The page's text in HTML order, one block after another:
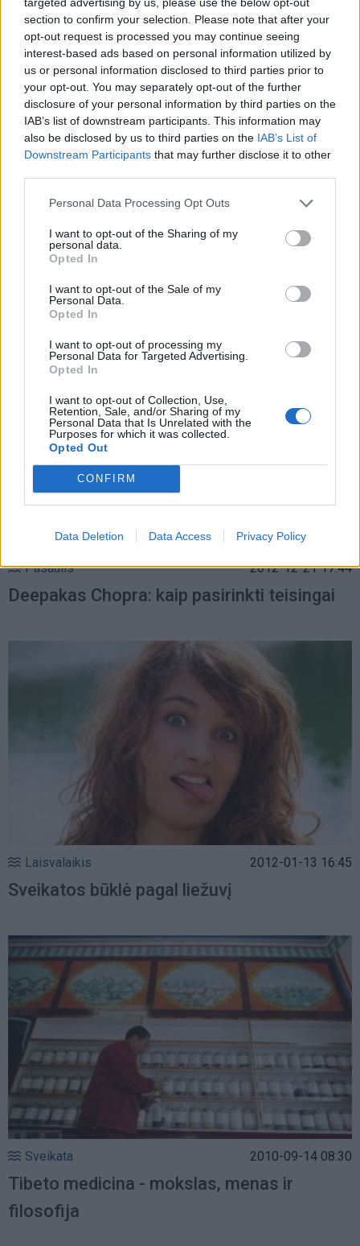
section to confirm your selection. Please note that after your
opt-out request is processed you may continue seeing
interest-based ads based on personal information utilized by
us or personal information disclosed to third parties prior to
your opt-out. You may separately opt-out of the further
disclosure of your personal information by third parties on the
IAB’s list of downstream participants. This information may
also be disclosed by us to third parties on the IAB’s List of
Downstream Participants that may further disclose it to other
Personal Data Processing Opt Outs
I want to opt-out of the Sharing of my
personal data.
Opted In
I want to opt-out of the Sale of my
Personal Data.
Opted In
I want to opt-out of processing my
Personal Data for Targeted Advertising.
Opted In
I want to opt-out of Collection, Use,
Retention, Sale, and/or Sharing of my
Personal Data that Is Unrelated with the
Purposes for which it was collected.
Opted Out
CONFIRM
Data Deletion Data Access Privacy Policy
Gydomoji gintaro galia
Sveikata
Lili Charjanova: „Aš pasitikiu Reiki“
Pasaulis 2012-12-21 17:44
Deepakas Chopra: kaip pasirinkti teisingai
Laisvalaikis 2012-01-13 16:45
Sveikatos būklė pagal liežuvį
Sveikata 2010-09-14 08:30
Tibeto medicina - mokslas, menas ir
filosofija